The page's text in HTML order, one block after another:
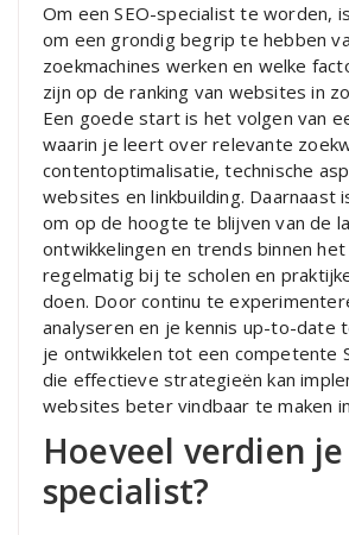
Om een SEO-specialist te worden,
om een grondig begrip te hebben
zoekmachines werken en welke
zijn op de ranking van websites in
Een goede start is het volgen van
waarin je leert over relevante
contentoptimalisatie, technische
websites en linkbuilding. Daarnaast
om op de hoogte te blijven van de
ontwikkelingen en trends binnen
regelmatig bij te scholen en
doen. Door continu te
analyseren en je kennis up-to-date
je ontwikkelen tot een competente
die effectieve strategieën kan
websites beter vindbaar te maken
Hoeveel verdien je
specialist?